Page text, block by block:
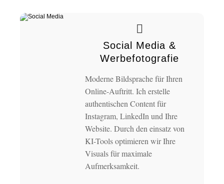
Social Media &
Werbefotografie
Moderne Bildsprache für Ihren
Online-Auftritt. Ich erstelle
authentischen Content für
Instagram, LinkedIn und Ihre
Website. Durch den einsatz von
KI-Tools optimieren wir Ihre
Visuals für maximale
Aufmerksamkeit.